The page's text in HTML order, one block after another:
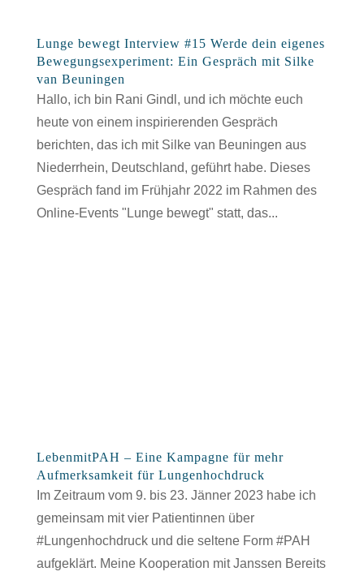
Lunge bewegt Interview #15 Werde dein eigenes
Bewegungsexperiment: Ein Gespräch mit Silke
van Beuningen
Hallo, ich bin Rani Gindl, und ich möchte euch
heute von einem inspirierenden Gespräch
berichten, das ich mit Silke van Beuningen aus
Niederrhein, Deutschland, geführt habe. Dieses
Gespräch fand im Frühjahr 2022 im Rahmen des
Online-Events "Lunge bewegt" statt, das...
LebenmitPAH – Eine Kampagne für mehr
Aufmerksamkeit für Lungenhochdruck
Im Zeitraum vom 9. bis 23. Jänner 2023 habe ich
gemeinsam mit vier Patientinnen über
#Lungenhochdruck und die seltene Form #PAH
aufgeklärt. Meine Kooperation mit Janssen Bereits